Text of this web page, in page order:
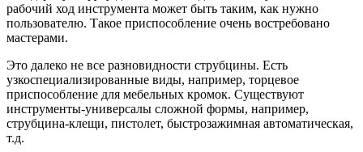
рабочий ход инструмента может быть таким, как нужно
пользователю. Такое приспособление очень востребовано
мастерами.
Это далеко не все разновидности струбцины. Есть
узкоспециализированные виды, например, торцевое
приспособление для мебельных кромок. Существуют
инструменты-универсалы сложной формы, например,
струбцина-клещи, пистолет, быстрозажимная автоматическая,
т.д.